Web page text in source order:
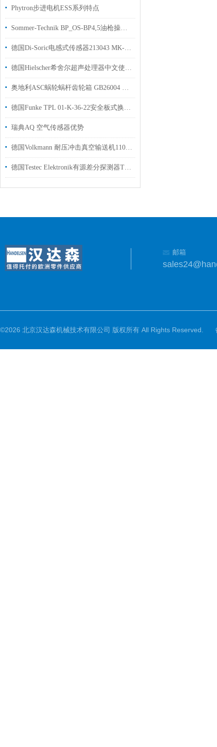
Phytron步进电机ESS系列特点
Sommer-Technik BP_OS-BP4,5油枪操作说明
德国Di-Soric电感式传感器213043 MK-Z-8/4用于汽车零部件制造行业
德国Hielscher希舍尔超声处理器中文使用手册
奥地利ASC蜗轮蜗杆齿轮箱 GB26004 HC 335 ME280国内现货授权经销
德国Funke TPL 01-K-36-22安全板式换热器用于食品制造行业使用
瑞典AQ 空气传感器优势
德国Volkmann 耐压冲击真空输送机110144 M360用于处理散装货物
德国Testec Elektronik有源差分探测器TT-SI 8052用于示波器上使用
邮箱
©2026 北京汉达森机械技术有限公司 版权所有 All Rights Reserved.